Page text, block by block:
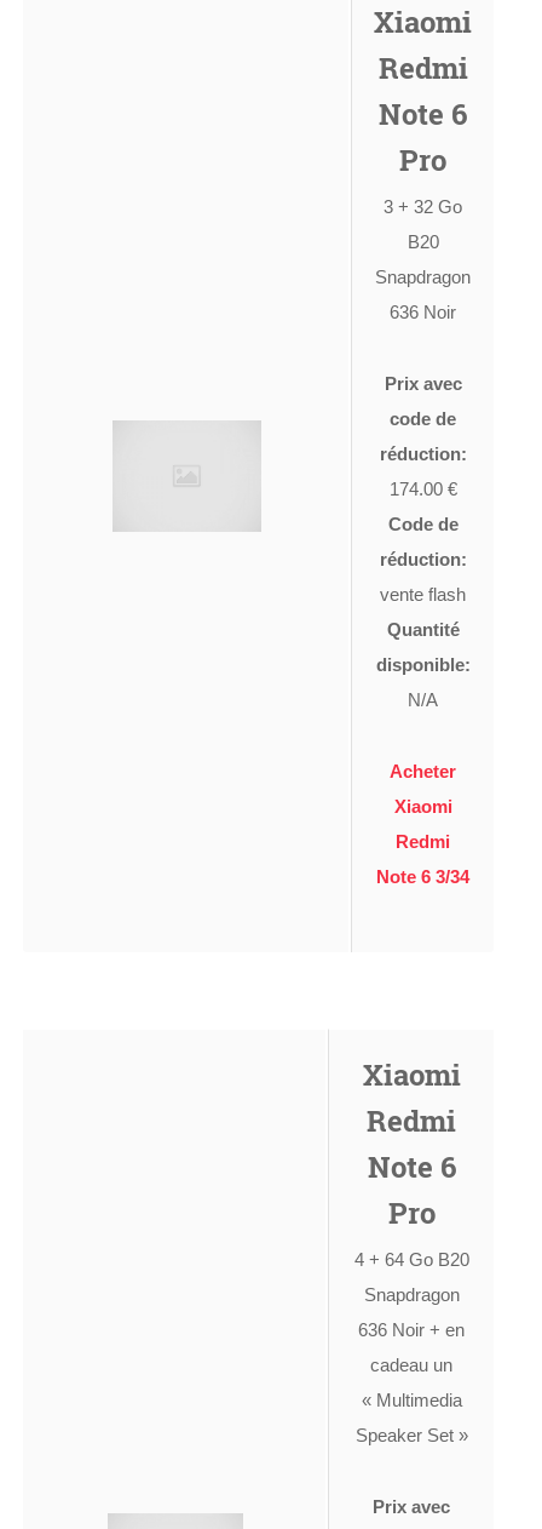
Xiaomi
Redmi
Note 6
Pro
3 + 32 Go
B20
Snapdragon
636 Noir
Prix avec
code de
réduction:
174.00 €
Code de
réduction:
vente flash
Quantité
disponible:
N/A
Acheter
Xiaomi
Redmi
Note 6 3/34
Xiaomi
Redmi
Note 6
Pro
4 + 64 Go B20
Snapdragon
636 Noir + en
cadeau un
« Multimedia
Speaker Set »
Prix avec